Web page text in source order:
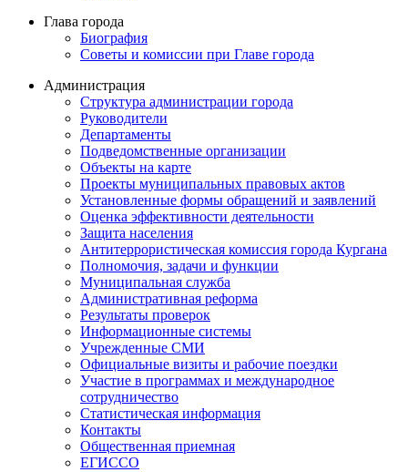
Глава города
Биография
Советы и комиссии при Главе города
Администрация
Структура администрации города
Руководители
Департаменты
Подведомственные организации
Объекты на карте
Проекты муниципальных правовых актов
Установленные формы обращений и заявлений
Оценка эффективности деятельности
Защита населения
Антитеррористическая комиссия города Кургана
Полномочия, задачи и функции
Муниципальная служба
Административная реформа
Результаты проверок
Информационные системы
Учрежденные СМИ
Официальные визиты и рабочие поездки
Участие в программах и международное
сотрудничество
Статистическая информация
Контакты
Общественная приемная
ЕГИССО